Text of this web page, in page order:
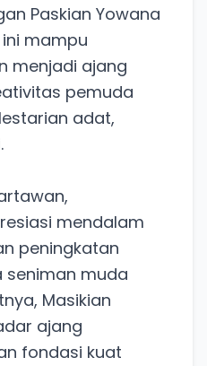
Paskian Yowana
mampu
menjadi ajang
pemuda
adat,
mendalam
peningkatan
seniman muda
Masikian
ajang
fondasi kuat